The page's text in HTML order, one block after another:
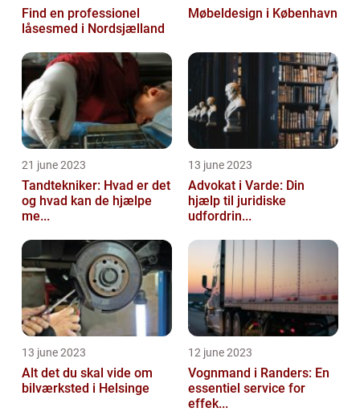
Find en professionel
låsesmed i Nordsjælland
Møbeldesign i København
21 june 2023
Tandtekniker: Hvad er det
og hvad kan de hjælpe
me...
13 june 2023
Advokat i Varde: Din
hjælp til juridiske
udfordrin...
13 june 2023
Alt det du skal vide om
bilværksted i Helsinge
12 june 2023
Vognmand i Randers: En
essentiel service for
effek...